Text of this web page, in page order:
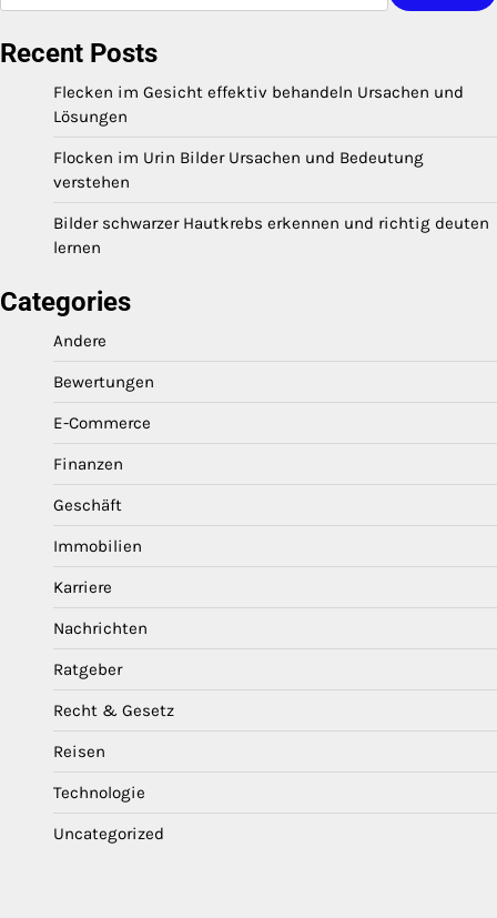
Recent Posts
Flecken im Gesicht effektiv behandeln Ursachen und
Lösungen
Flocken im Urin Bilder Ursachen und Bedeutung
verstehen
Bilder schwarzer Hautkrebs erkennen und richtig deuten
lernen
Categories
Andere
Bewertungen
E-Commerce
Finanzen
Geschäft
Immobilien
Karriere
Nachrichten
Ratgeber
Recht & Gesetz
Reisen
Technologie
Uncategorized